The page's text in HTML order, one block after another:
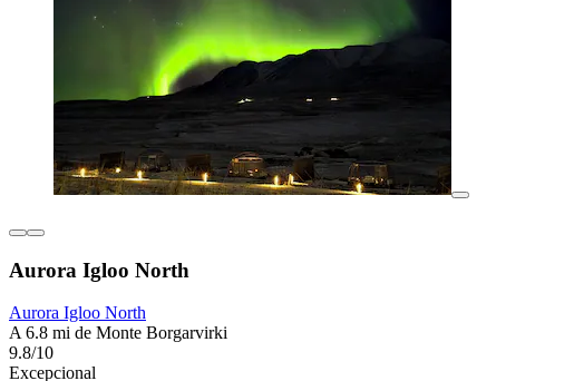
Aurora Igloo North
Aurora Igloo North
A 6.8 mi de Monte Borgarvirki
9.8/10
Excepcional